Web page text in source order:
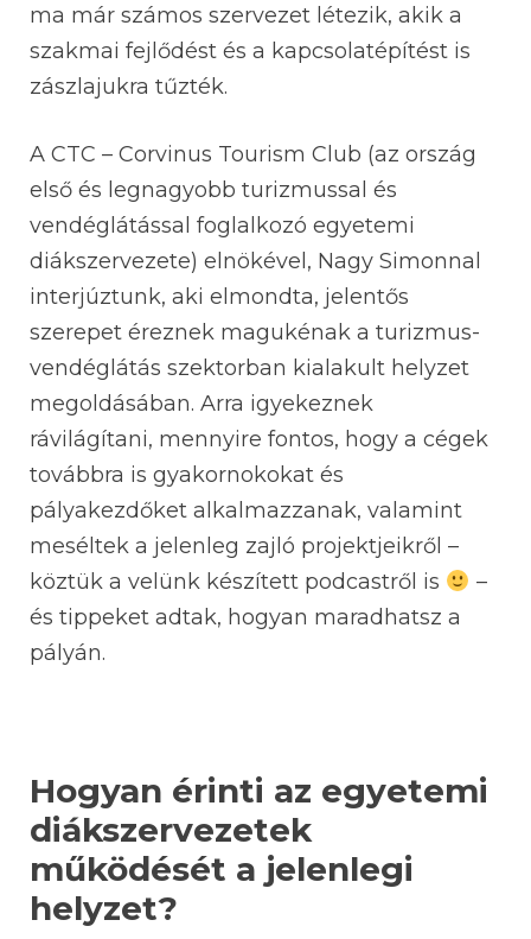
ma már számos szervezet létezik, akik a
szakmai fejlődést és a kapcsolatépítést is
zászlajukra tűzték.
A CTC – Corvinus Tourism Club (az ország
első és legnagyobb turizmussal és
vendéglátással foglalkozó egyetemi
diákszervezete) elnökével, Nagy Simonnal
interjúztunk, aki elmondta, jelentős
szerepet éreznek magukénak a turizmus-
vendéglátás szektorban kialakult helyzet
megoldásában. Arra igyekeznek
rávilágítani, mennyire fontos, hogy a cégek
továbbra is gyakornokokat és
pályakezdőket alkalmazzanak, valamint
meséltek a jelenleg zajló projektjeikről –
köztük a velünk készített podcastről is
–
és tippeket adtak, hogyan maradhatsz a
pályán.
Hogyan érinti az egyetemi
diákszervezetek
működését a jelenlegi
helyzet?